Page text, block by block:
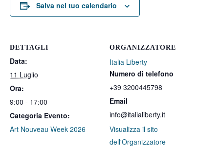
Salva nel tuo calendario
DETTAGLI
Data:
11 Luglio
Ora:
9:00 - 17:00
Categoria Evento:
Art Nouveau Week 2026
ORGANIZZATORE
Italia Liberty
Numero di telefono
+39 3200445798
Email
info@italialiberty.it
Visualizza il sito
dell'Organizzatore